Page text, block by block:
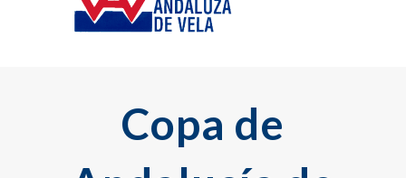
Copa de